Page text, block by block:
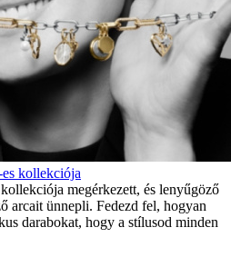
kollekciója
megérkezett, és lenyűgöző
arcait ünnepli. Fedezd fel, hogyan
darabokat, hogy a stílusod minden